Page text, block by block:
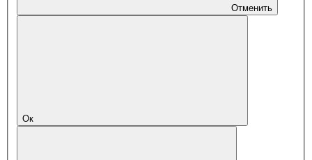
Отменить
Ок